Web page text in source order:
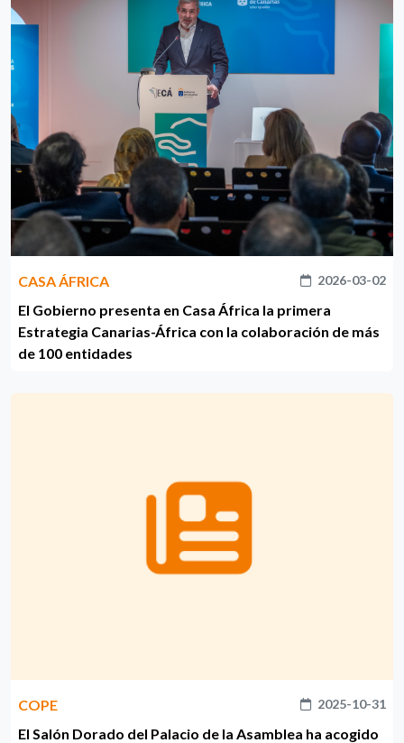
CASA ÁFRICA 2026-03-02
El Gobierno presenta en Casa África la primera
Estrategia Canarias-África con la colaboración de más
de 100 entidades
COPE 2025-10-31
El Salón Dorado del Palacio de la Asamblea ha acogido